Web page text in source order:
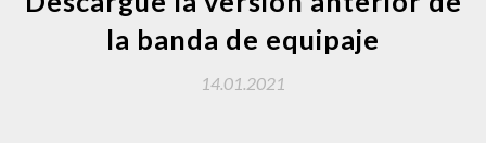
la banda de equipaje
14.01.2021